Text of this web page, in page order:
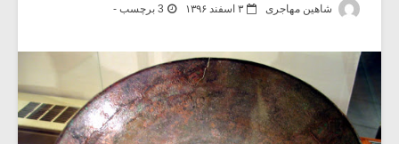
شاهین مهاجری ۳ اسفند ۱۳۹۶ 3 برچسب -